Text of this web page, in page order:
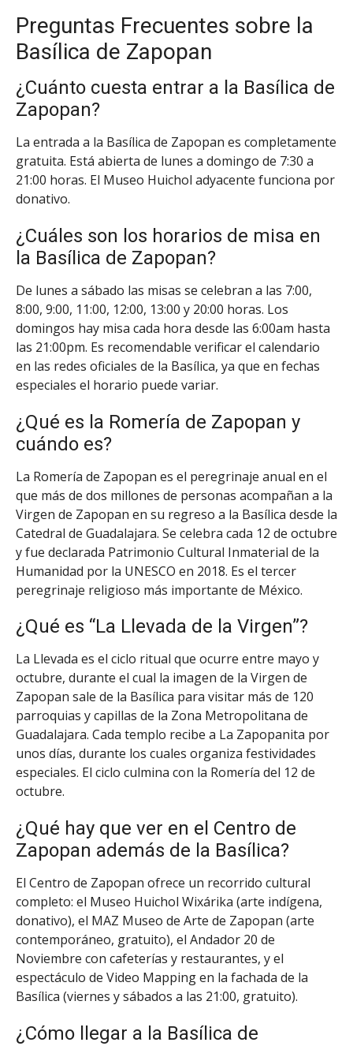
Preguntas Frecuentes sobre la
Basílica de Zapopan
¿Cuánto cuesta entrar a la Basílica de
Zapopan?
La entrada a la Basílica de Zapopan es completamente
gratuita. Está abierta de lunes a domingo de 7:30 a
21:00 horas. El Museo Huichol adyacente funciona por
donativo.
¿Cuáles son los horarios de misa en
la Basílica de Zapopan?
De lunes a sábado las misas se celebran a las 7:00,
8:00, 9:00, 11:00, 12:00, 13:00 y 20:00 horas. Los
domingos hay misa cada hora desde las 6:00am hasta
las 21:00pm. Es recomendable verificar el calendario
en las redes oficiales de la Basílica, ya que en fechas
especiales el horario puede variar.
¿Qué es la Romería de Zapopan y
cuándo es?
La Romería de Zapopan es el peregrinaje anual en el
que más de dos millones de personas acompañan a la
Virgen de Zapopan en su regreso a la Basílica desde la
Catedral de Guadalajara. Se celebra cada 12 de octubre
y fue declarada Patrimonio Cultural Inmaterial de la
Humanidad por la UNESCO en 2018. Es el tercer
peregrinaje religioso más importante de México.
¿Qué es “La Llevada de la Virgen”?
La Llevada es el ciclo ritual que ocurre entre mayo y
octubre, durante el cual la imagen de la Virgen de
Zapopan sale de la Basílica para visitar más de 120
parroquias y capillas de la Zona Metropolitana de
Guadalajara. Cada templo recibe a La Zapopanita por
unos días, durante los cuales organiza festividades
especiales. El ciclo culmina con la Romería del 12 de
octubre.
¿Qué hay que ver en el Centro de
Zapopan además de la Basílica?
El Centro de Zapopan ofrece un recorrido cultural
completo: el Museo Huichol Wixárika (arte indígena,
donativo), el MAZ Museo de Arte de Zapopan (arte
contemporáneo, gratuito), el Andador 20 de
Noviembre con cafeterías y restaurantes, y el
espectáculo de Video Mapping en la fachada de la
Basílica (viernes y sábados a las 21:00, gratuito).
¿Cómo llegar a la Basílica de